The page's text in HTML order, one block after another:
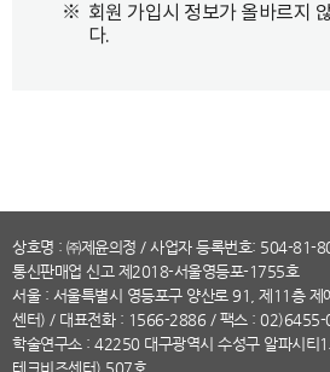
※ 회원 가입시 정보가 올바르지
다.
상호명 : ㈜제윤의정 / 사업자 등록번호: 504-81-
통신판매업 신고 제2018-서울영등포-1755호
서울 : 서울특별시 영등포구 양산로 91, 제11층
센터) / 대표전화: 1566-2886 / 팩스 : 02)6455-
학술연구소 : 42250 대구광역시 수성구 알파시티
테크비즈센터) 507호